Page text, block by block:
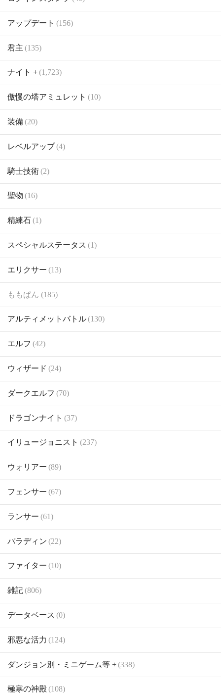
アップデート (156)
君主 (135)
ナイト +(1,723)
傲慢の塔アミュレット (10)
装備(20)
レベルアップ(4)
騎士技術(2)
聖物 (16)
精練石(1)
スペシャルステータス (1)
エリクサー (13)
ももぱん (185)
アルティメットバトル(130)
エルフ (42)
ウィザード (24)
ダークエルフ (70)
ドラゴンナイト (37)
イリュージョニスト (237)
ウォリアー (89)
フェンサー (67)
ランサー (61)
パラディン (22)
ファイター (10)
雑記(806)
データベース (0)
邪悪な活力 (124)
ダンジョン別・ミニゲーム等 +(338)
極寒の神殿(108)